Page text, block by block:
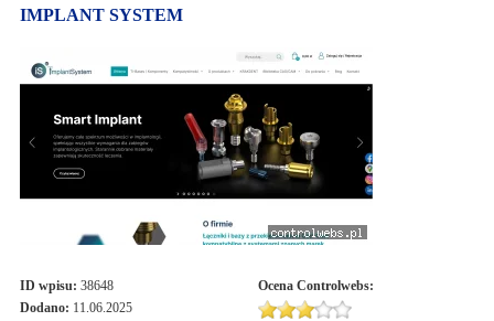
IMPLANT SYSTEM
ID wpisu: 38648
Dodano: 11.06.2025
Ocena Controlwebs: